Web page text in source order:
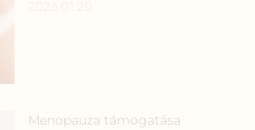
Menopauza támogatása